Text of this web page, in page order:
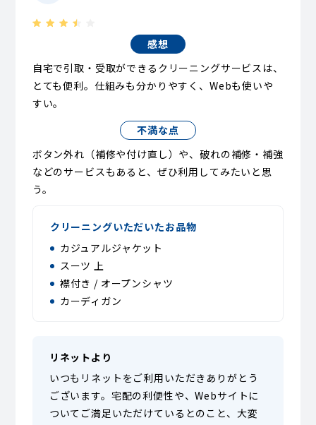
感想
自宅で引取・受取ができるクリーニングサービスは、
とても便利。仕組みも分かりやすく、Webも使いや
すい。
不満な点
ボタン外れ（補修や付け直し）や、破れの補修・補強
などのサービスもあると、ぜひ利用してみたいと思
う。
クリーニングいただいたお品物
カジュアルジャケット
スーツ 上
襟付き / オープンシャツ
カーディガン
リネットより
いつもリネットをご利用いただきありがとう
ございます。宅配の利便性や、Webサイトに
ついてご満足いただけているとのこと、大変